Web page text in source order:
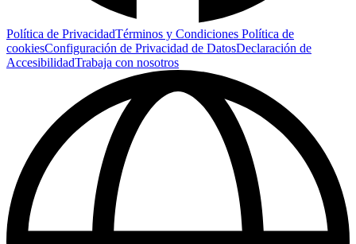
Política de PrivacidadTérminos y Condiciones Política de
cookiesConfiguración de Privacidad de DatosDeclaración de
AccesibilidadTrabaja con nosotros